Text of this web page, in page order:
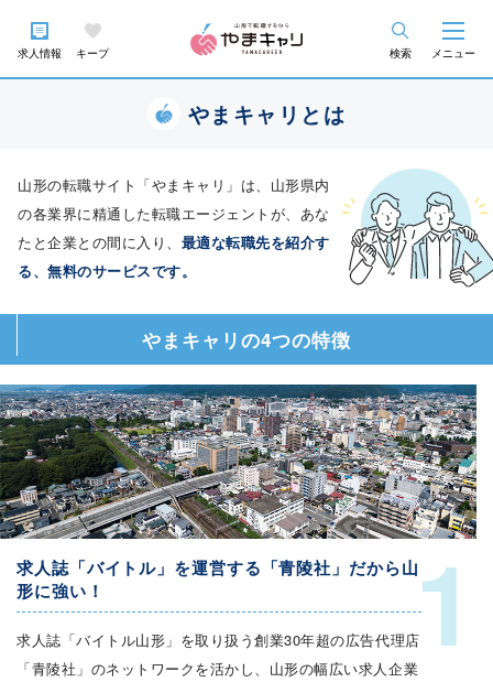
求人情報 キープ 検索 メニュー
やまキャリとは
山形の転職サイト「やまキャリ」は、山形県内
の各業界に精通した転職エージェントが、あな
たと企業との間に入り、 最適な転職先を紹介す
る、無料のサービスです。
やまキャリの4つの特徴
1
求人誌「バイトル」を運営する「青陵社」だから山
形に強い！
求人誌「バイトル山形」を取り扱う創業30年超の広告代理店
「青陵社」のネットワークを活かし、山形の幅広い求人企業